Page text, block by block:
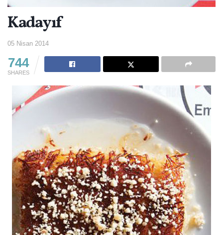
Kadayıf
05 Nisan 2014
744
SHARES